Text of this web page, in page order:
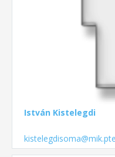
István Kistelegdi